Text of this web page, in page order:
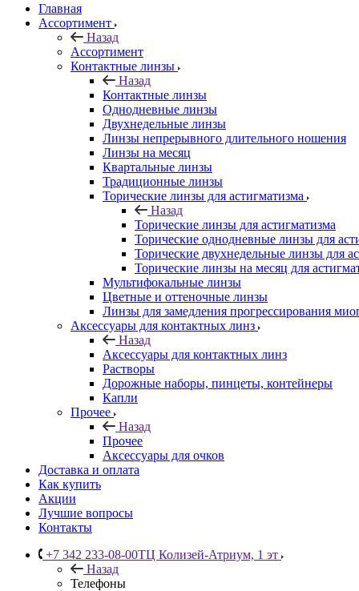
Главная
Ассортимент
Назад
Ассортимент
Контактные линзы
Назад
Контактные линзы
Однодневные линзы
Двухнедельные линзы
Линзы непрерывного длительного ношения
Линзы на месяц
Квартальные линзы
Традиционные линзы
Торические линзы для астигматизма
Назад
Торические линзы для астигматизма
Торические однодневные линзы для
Торические двухнедельные линзы для
Торические линзы на месяц для
Мультифокальные линзы
Цветные и оттеночные линзы
Линзы для замедления прогрессирования
Аксессуары для контактных линз
Назад
Аксессуары для контактных линз
Растворы
Дорожные наборы, пинцеты, контейнеры
Капли
Прочее
Назад
Прочее
Аксессуары для очков
Доставка и оплата
Как купить
Акции
Лучшие вопросы
Контакты
+7 342 233-08-00ТЦ Колизей-Атриум, 1 эт
Назад
Телефоны